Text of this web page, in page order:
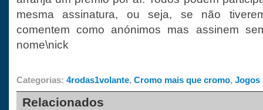
mesma assinatura, ou seja, se não
comentem como anónimos mas assinem
nome\nick
Categorias: 4rodas1volante, Cromo mais que cromo, Jogos
Relacionados